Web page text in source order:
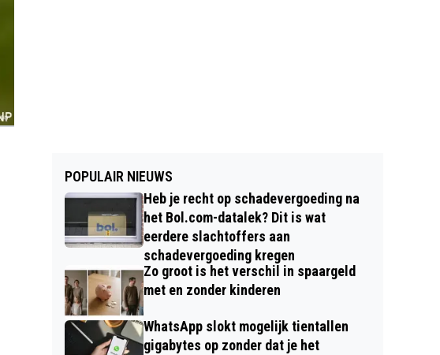
POPULAIR NIEUWS
Heb je recht op schadevergoeding na
het Bol.com-datalek? Dit is wat
eerdere slachtoffers aan
schadevergoeding kregen
Zo groot is het verschil in spaargeld
met en zonder kinderen
WhatsApp slokt mogelijk tientallen
gigabytes op zonder dat je het